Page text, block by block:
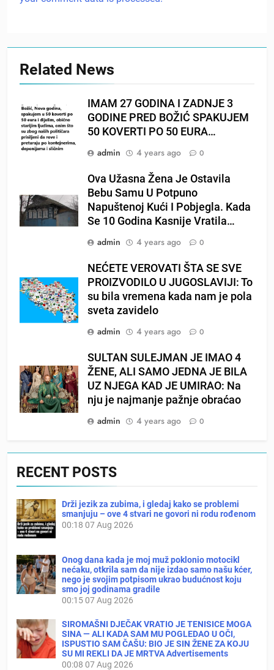
Related News
IMAM 27 GODINA I ZADNJE 3
GODINE PRED BOŽIĆ SPAKUJEM
50 KOVERTI PO 50 EURA…
admin
4 years ago 0
Ova Užasna Žena Je Ostavila
Bebu Samu U Potpuno
Napuštenoj Kući I Pobjegla. Kada
Se 10 Godina Kasnije Vratila…
admin
4 years ago 0
NEĆETE VEROVATI ŠTA SE SVE
PROIZVODILO U JUGOSLAVIJI: To
su bila vremena kada nam je pola
sveta zavidelo
admin
4 years ago 0
SULTAN SULEJMAN JE IMAO 4
ŽENE, ALI SAMO JEDNA JE BILA
UZ NJEGA KAD JE UMIRAO: Na
nju je najmanje pažnje obraćao
admin
4 years ago 0
RECENT POSTS
Drži jezik za zubima, i gledaj kako se problemi
smanjuju – ove 4 stvari ne govori ni rodu rođenom
00:18 07 Aug 2026
Onog dana kada je moj muž poklonio motocikl
nećaku, otkrila sam da nije izdao samo našu kćer,
nego je svojim potpisom ukrao budućnost koju
smo joj godinama gradile
00:1507 Aug 2026
SIROMAŠNI DJEČAK VRATIO JE TENISICE MOGA
SINA — ALI KADA SAM MU POGLEDAO U OČI,
ISPUSTIO SAM ČAŠU: BIO JE SIN ŽENE ZA KOJU
SU MI REKLI DA JE MRTVA Advertisements
00:08 07 Aug 2026